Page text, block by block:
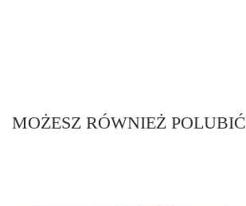
MOŻESZ RÓWNIEŻ POLUBIĆ